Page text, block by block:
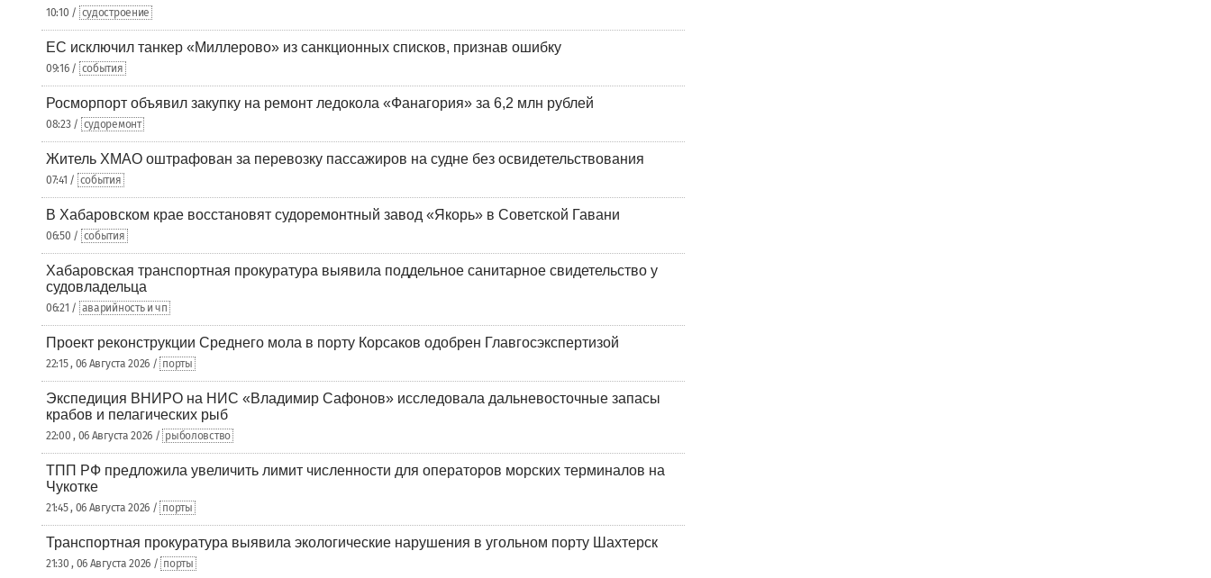
10:10 / судостроение
ЕС исключил танкер «Миллерово» из санкционных списков, признав ошибку
09:16 / события
Росморпорт объявил закупку на ремонт ледокола «Фанагория» за 6,2 млн рублей
08:23 / судоремонт
Житель ХМАО оштрафован за перевозку пассажиров на судне без освидетельствования
07:41 / события
В Хабаровском крае восстановят судоремонтный завод «Якорь» в Советской Гавани
06:50 / события
Хабаровская транспортная прокуратура выявила поддельное санитарное свидетельство у
судовладельца
06:21 / аварийность и чп
Проект реконструкции Среднего мола в порту Корсаков одобрен Главгосэкспертизой
22:15 , 06 Августа 2026 / порты
Экспедиция ВНИРО на НИС «Владимир Сафонов» исследовала дальневосточные запасы
крабов и пелагических рыб
22:00 , 06 Августа 2026 / рыболовство
ТПП РФ предложила увеличить лимит численности для операторов морских терминалов на
Чукотке
21:45 , 06 Августа 2026 / порты
Транспортная прокуратура выявила экологические нарушения в угольном порту Шахтерск
21:30 , 06 Августа 2026 / порты